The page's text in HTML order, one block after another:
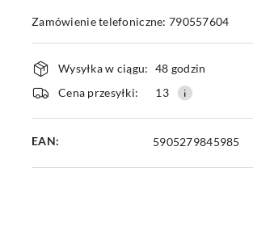
Zamówienie telefoniczne: 790557604
Dostępność
i
dostawa
Wysyłka w ciągu: 48 godzin
Cena przesyłki:
13
EAN: 5905279845985